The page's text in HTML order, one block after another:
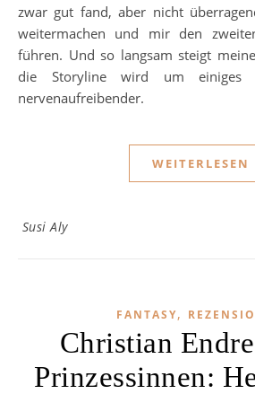
zwar gut fand, aber nicht
weitermachen und mir den
führen. Und so langsam steigt
die Storyline wird um einiges
nervenaufreibender.
WEITERLESEN
Susi Aly
FANTASY,
Christian
Prinzessinnen: